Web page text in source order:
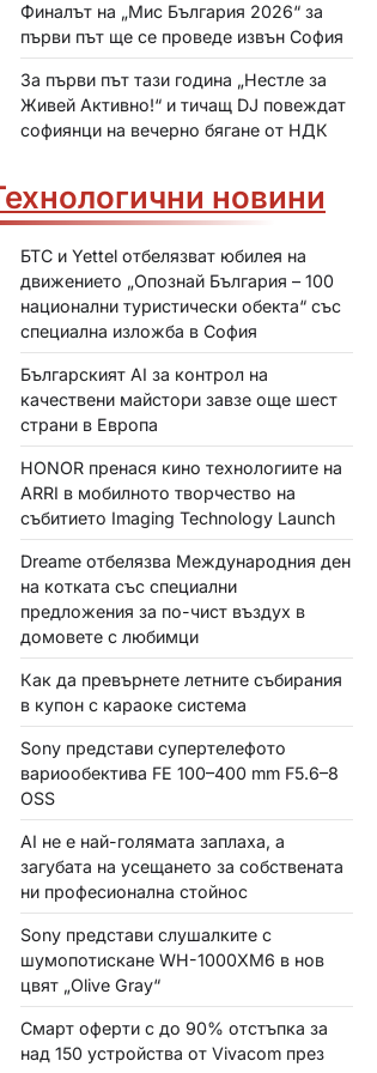
Финалът на „Мис България 2026“ за
първи път ще се проведе извън София
За първи път тази година „Нестле за
Живей Активно!“ и тичащ DJ повеждат
софиянци на вечерно бягане от НДК
новини
БТС и Yettel отбелязват юбилея на
движението „Опознай България – 100
национални туристически обекта“ със
специална изложба в София
Българският AI за контрол на
качествени майстори завзе още шест
страни в Европа
HONOR пренася кино технологиите на
ARRI в мобилното творчество на
събитието Imaging Technology Launch
Dreame отбелязва Международния ден
на котката със специални
предложения за по-чист въздух в
домовете с любимци
Как да превърнете летните събирания
в купон с караоке система
Sony представи супертелефото
вариообектива FE 100–400 mm F5.6–8
OSS
AI не е най-голямата заплаха, а
загубата на усещането за собствената
ни професионална стойнос
Sony представи слушалките с
шумопотискане WH-1000XM6 в нов
цвят „Olive Gray“
Смарт оферти с до 90% отстъпка за
над 150 устройства от Vivacom през